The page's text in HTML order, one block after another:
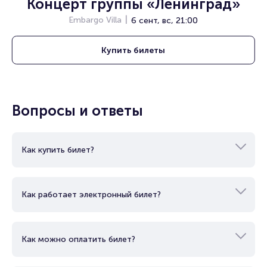
Концерт группы «Ленинград»
Embargo Villa 6 сент, вс, 21:00
Купить билеты
Вопросы и ответы
Как купить билет?
Как работает электронный билет?
Как можно оплатить билет?